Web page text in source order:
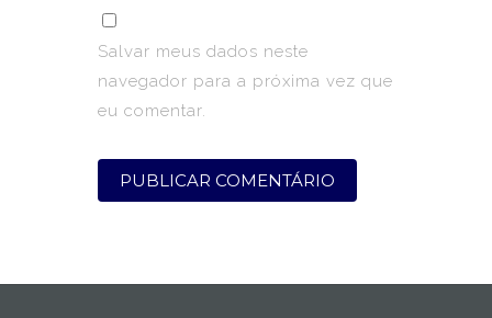
Salvar meus dados neste
navegador para a próxima vez que
eu comentar.